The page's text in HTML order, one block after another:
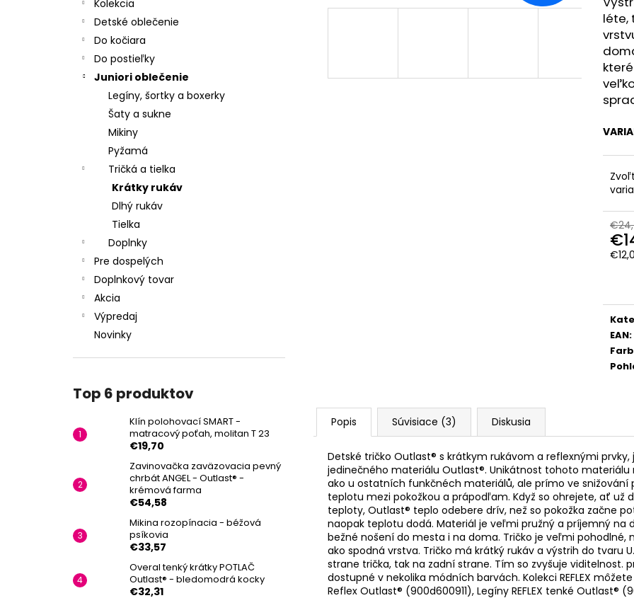
Kolekcia
Detské oblečenie
Do kočiara
Do postieľky
Juniori oblečenie
Legíny, šortky a boxerky
Šaty a sukne
Mikiny
Pyžamá
Tričká a tielka
Krátky rukáv
Dlhý rukáv
Tielka
Doplnky
Pre dospelých
Doplnkový tovar
Akcia
Výpredaj
Novinky
Top 6 produktov
Klín polohovací SMART -
matracový poťah, molitan T 23
€19,70
Zavinovačka zaväzovacia pevný
chrbát ANGEL - Outlast® -
krémová farma
€54,58
Mikina rozopínacia - béžová
psíkovia
€33,57
Overal tenký krátky POTLAČ
Outlast® - bledomodrá kocky
€32,31
léte,
EAN:
Popis Súvisiace (3) Diskusia
Detské tričko Outlast® s krátkym rukávom a reflexnými
jedinečného materiálu Outlast®. Unikátnost tohoto
ako u ostatních funkčnéch materiálů, ale prímo ve snižování
teplotu mezi pokožkou a prápodľam. Když so ohrejete, ať už
teploty, Outlast® teplo odebere drív, než so pokožka začne
naopak teplotu dodá. Materiál je veľmi pružný a príjemný na
bežné nošení do mesta i na doma. Tričko je veľmi pohodlné,
ako spodná vrstva. Tričko má krátký rukáv a výstrih do tvaru
strane trička, tak na zadní strane. Tím so zvyšuje viditelnost.
dostupné v nekolika módních barvách. Kolekci REFLEX
Reflex Outlast® (900d600911), Legíny REFLEX tenké Outlast®
€19,70
FARMA